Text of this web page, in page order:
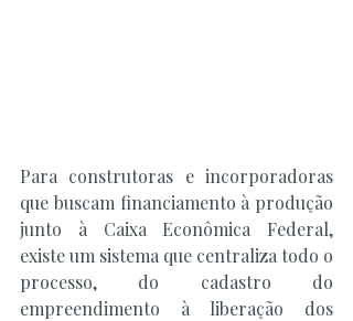
Para construtoras e incorporadoras
que buscam financiamento à produção
junto à Caixa Econômica Federal,
existe um sistema que centraliza todo o
processo, do cadastro do
empreendimento à liberação dos